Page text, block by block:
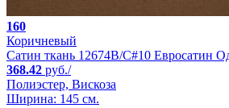
160
Коричневый
Сатин ткань 12674B/C#10 Евросатин
368.42 руб./
Полиэстер, Вискоза
Ширина: 145 см.